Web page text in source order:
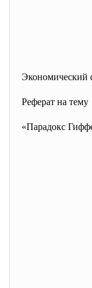
Экономический
Реферат на тему
«Парадокс